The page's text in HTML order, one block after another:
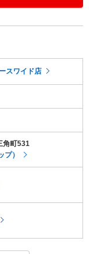
スワイド店
角町531
）